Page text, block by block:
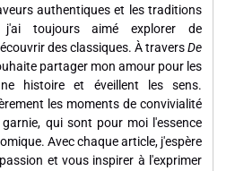
authentiques et les traditions
j'ai toujours aimé explorer de
des classiques. À traversDe
partager mon amour pour les
histoire et éveillent les sens.
les moments de convivialité
qui sont pour moi l'essence
Avec chaque article, j'espère
et vous inspirer à l'exprimer